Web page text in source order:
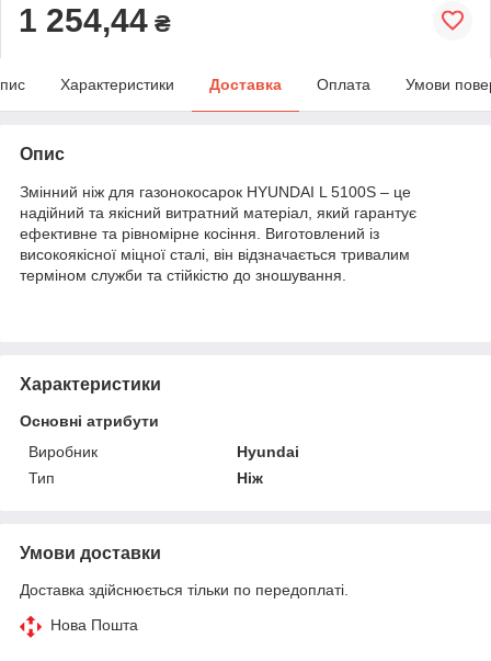
1 254,44 ₴
Характеристики Доставка Оплата Умови
Опис
Змінний ніж для газонокосарок HYUNDAI L 5100S – це
надійний та якісний витратний матеріал, який гарантує
ефективне та рівномірне косіння. Виготовлений із
високоякісної міцної сталі, він відзначається тривалим
терміном служби та стійкістю до зношування.
Характеристики
Основні атрибути
Виробник
Hyundai
Тип
Ніж
Умови доставки
Доставка здійснюється тільки по передоплаті.
Нова Пошта